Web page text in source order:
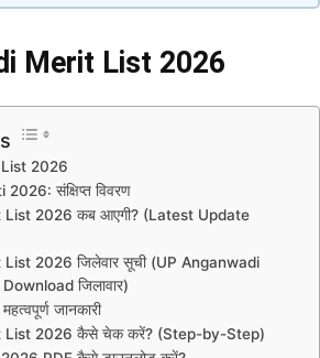
Merit List 2026
2026
संक्षिप्त विवरण
List 2026 कब आएगी? (Latest Update
2026 जिलेवार सूची (UP Anganwadi
जिलावार)
जानकारी
List 2026 कैसे चेक करें? (Step-by-Step)